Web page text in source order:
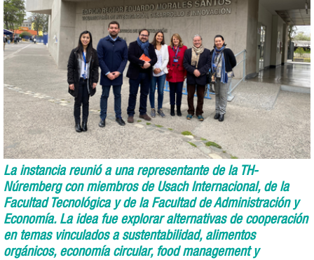
La instancia reunió a una representante de la TH-
Núremberg con miembros de Usach Internacional, de la
Facultad Tecnológica y de la Facultad de Administración y
Economía. La idea fue explorar alternativas de cooperación
en temas vinculados a sustentabilidad, alimentos
orgánicos, economía circular, food management y